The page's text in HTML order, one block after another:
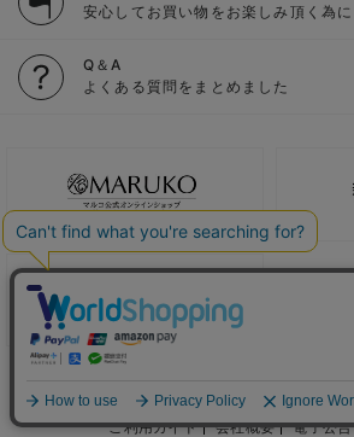
安心してお買い物をお楽しみ頂く為に
Q＆A
よくある質問をまとめました
ご利用ガイド 会社概要 電子公告